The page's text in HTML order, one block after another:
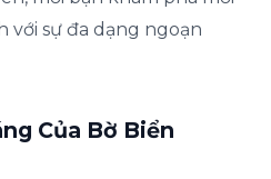
với sự đa dạng ngoạn
Của Bờ Biển